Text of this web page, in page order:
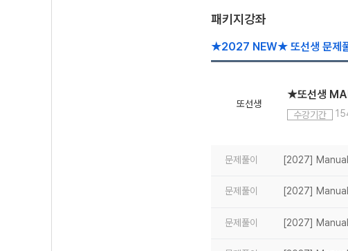
패키지강좌
★2027 NEW★ 또선생 문제풀
또선생
★또선생
수강기간
문제풀이 [2027] Manual
문제풀이 [2027] Manual
문제풀이 [2027] Manual